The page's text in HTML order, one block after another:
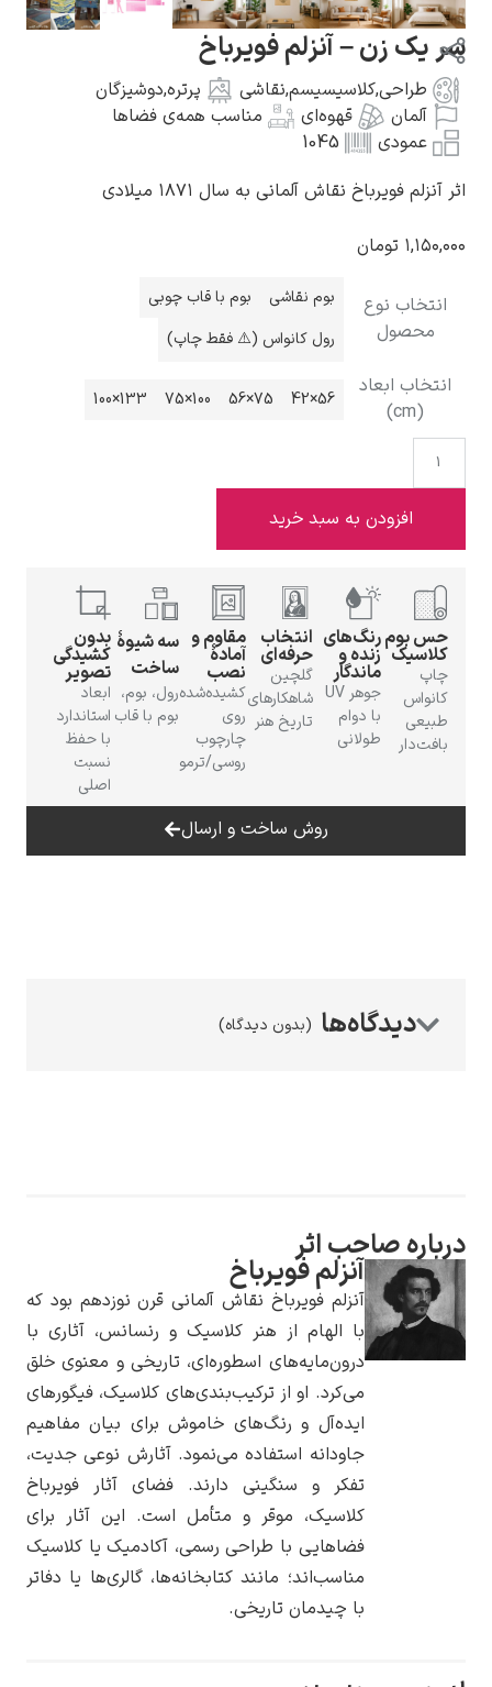
ادوارد مونک
کامی پیسارو
ادوارد هاپر
ادگار دگا
لودویگ دویچ
یوهانس فرمیر
پرفروش‌ترین
تابلوها
یک زن – آنزلم فویرباخ
طراحی,کلاسیسیسم,نقاشی پرتره, دوشیزگان
آلمان
قهوه‌ای
مناسب همه‌ی فضاها
عمودی
1045
آنزلم فویرباخ نقاش آلمانی به سال ۱۸۷۱ میلادی
تومان
انتخاب نوع
محصول
بوم نقاشی
بوم با قاب چوبی
رول کانواس (⚠️ فقط چاپ)
ابعاد
75×56
100×75
133×100
افزودن به سبد خرید
حس بوم
کلاسیک
کانواس
بافت‌دار
رنگ‌های
زنده و
ماندگار
جوهر UV
با دوام
طولانی
انتخاب
حرفه‌ای
گلچین
شاهکارهای
تاریخ هنر
مقاوم و
آمادهٔ
نصب
کشیده‌شده
روی
چارچوب
روسی/ترمو
سه شیوهٔ
ساخت
رول، بوم،
بوم با قاب
بدون
کشیدگی
تصویر
ابعاد
استاندارد
با حفظ
روش ساخت و ارسال
(بدون دیدگاه)
صاحب اثر
آنزلم فویرباخ
آنزلم فویرباخ نقاش آلمانی قرن نوزدهم بود که
با الهام از هنر کلاسیک و رنسانس، آثاری با
درون‌مایه‌های اسطوره‌ای، تاریخی و معنوی خلق
می‌کرد. او از ترکیب‌بندی‌های کلاسیک، فیگورهای
ایده‌آل و رنگ‌های خاموش برای بیان مفاهیم
جاودانه استفاده می‌نمود. آثارش نوعی جدیت،
تفکر و سنگینی دارند. فضای آثار فویرباخ
کلاسیک، موقر و متأمل است. این آثار برای
فضاهایی با طراحی رسمی، آکادمیک یا کلاسیک
مناسب‌اند؛ مانند کتابخانه‌ها، گالری‌ها یا دفاتر
با چیدمان تاریخی.